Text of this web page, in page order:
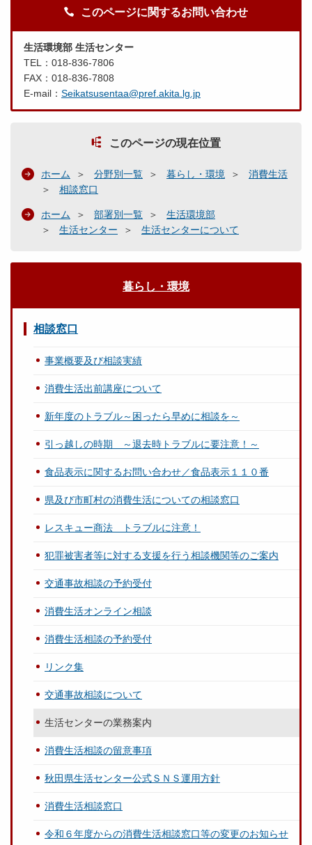
このページに関するお問い合わせ
生活環境部 生活センター
TEL：018-836-7806
FAX：018-836-7808
E-mail： Seikatsusentaa@pref.akita.lg.jp
このページの現在位置
ホーム 分野別一覧 暮らし・環境
消費生活
相談窓口
ホーム 部署別一覧
生活環境部
生活センター
生活センターについて
暮らし・環境
相談窓口
事業概要及び相談実績
消費生活出前講座について
新年度のトラブル～困ったら早めに相談を～
引っ越しの時期 ～退去時トラブルに要注意！～
食品表示に関するお問い合わせ／食品表示１１０番
県及び市町村の消費生活についての相談窓口
レスキュー商法 トラブルに注意！
犯罪被害者等に対する支援を行う相談機関等のご案内
交通事故相談の予約受付
消費生活オンライン相談
消費生活相談の予約受付
リンク集
交通事故相談について
生活センターの業務案内
消費生活相談の留意事項
秋田県生活センター公式ＳＮＳ運用方針
消費生活相談窓口
令和６年度からの消費生活相談窓口等の変更のお知らせ